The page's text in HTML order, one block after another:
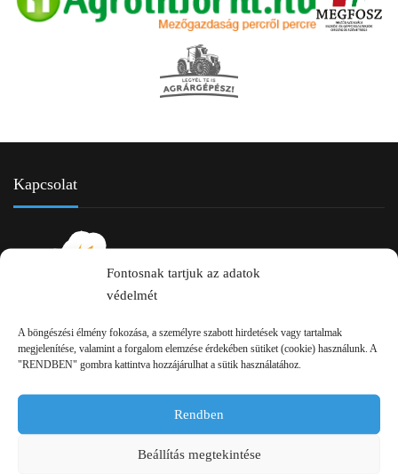
Fontosnak tartjuk az adatok
védelmét
A böngészési élmény fokozása, a személyre szabott hirdetések vagy tartalmak
megjelenítése, valamint a forgalom elemzése érdekében sütiket (cookie) használunk. A
"RENDBEN" gombra kattintva hozzájárulhat a sütik használatához.
Rendben
Beállítás megtekintése
Kapcsolat
2750 Nagykőrös Alsójárás d. 1/a
info kukac pap-agro.eu